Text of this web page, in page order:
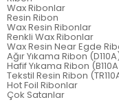
Wax Ribonlar
Resin Ribon
Wax Resin Ribonlar
Renkli Wax Ribonlar
Wax Resin Near Egde
Ağır Yıkama Ribon
Hafif Yıkama Ribon
Tekstil Resin Ribon
Hot Foil Ribonlar
Çok Satanlar